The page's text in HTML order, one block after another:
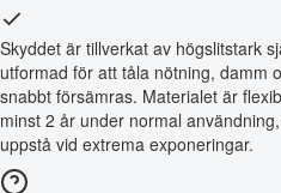
Skyddet är tillverkat av högslitstark
utformad för att tåla nötning, damm
snabbt försämras. Materialet är
minst 2 år under normal
uppstå vid extrema exponeringar.